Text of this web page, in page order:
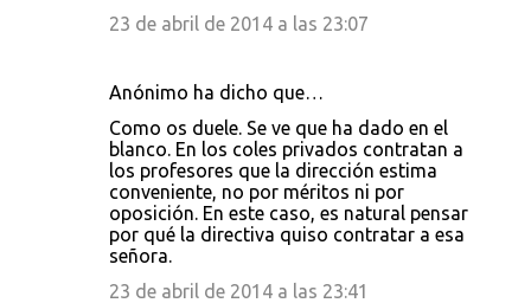
23 de abril de 2014 a las 23:07
Anónimo ha dicho que…
Como os duele. Se ve que ha dado en el
blanco. En los coles privados contratan a
los profesores que la dirección estima
conveniente, no por méritos ni por
oposición. En este caso, es natural pensar
por qué la directiva quiso contratar a esa
señora.
23 de abril de 2014 a las 23:41